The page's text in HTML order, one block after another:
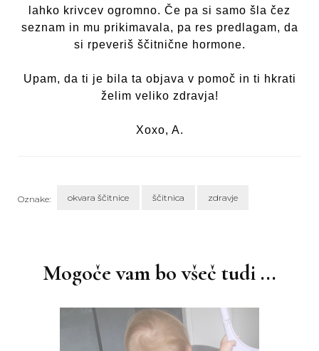
lahko krivcev ogromno. Če pa si samo šla čez
seznam in mu prikimavala, pa res predlagam, da
si rpeveriš ščitnične hormone.
Upam, da ti je bila ta objava v pomoč in ti hkrati
želim veliko zdravja!
Xoxo, A.
Oznake: okvara ščitnice ščitnica zdravje
Mogoče vam bo všeč tudi ...